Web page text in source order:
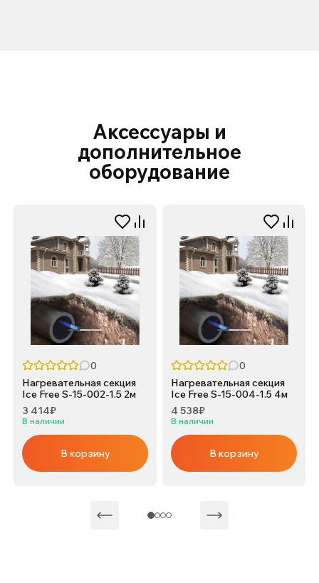
Аксессуары и
дополнительное
оборудование
0
Нагревательная секция
Ice Free S-15-002-1.5 2м
3 414₽
В наличии
В корзину
0
Нагревательная секция
Ice Free S-15-004-1.5 4м
4 538₽
В наличии
В корзину